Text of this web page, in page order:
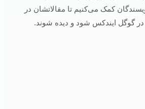
کمک می‌کنیم تا مقالاتشان در
در گوگل ایندکس شود و دیده شوند.